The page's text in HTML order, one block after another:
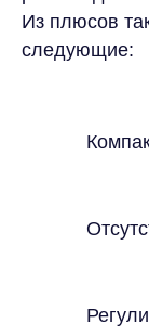
Из плюсов
следующие: